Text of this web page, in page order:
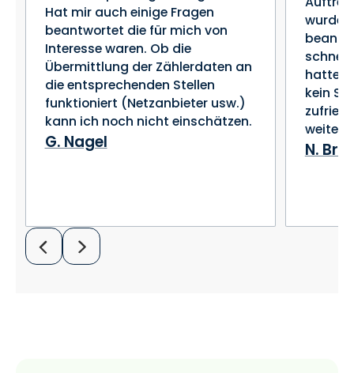
Hat mir auch einige Fragen
beantwortet die für mich von
Interesse waren. Ob die
Übermittlung der Zählerdaten an
die entsprechenden Stellen
funktioniert (Netzanbieter usw.)
kann ich noch nicht einschätzen.
G. Nagel
hatten
kein
weiter
N.